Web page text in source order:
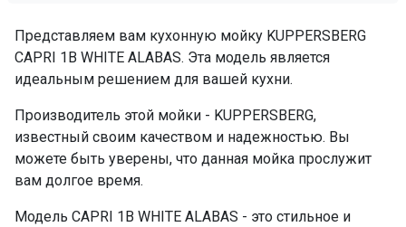
Представляем вам кухонную мойку KUPPERSBERG
CAPRI 1B WHITE ALABAS. Эта модель является
идеальным решением для вашей кухни.
Производитель этой мойки - KUPPERSBERG,
известный своим качеством и надежностью. Вы
можете быть уверены, что данная мойка прослужит
вам долгое время.
Модель CAPRI 1B WHITE ALABAS - это стильное и